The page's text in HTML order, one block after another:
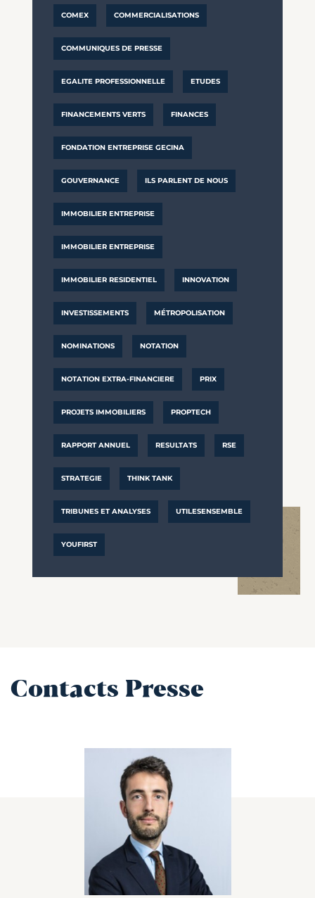
COMEX COMMERCIALISATIONS
COMMUNIQUES DE PRESSE
EGALITE PROFESSIONNELLE ETUDES
FINANCEMENTS VERTS FINANCES
FONDATION ENTREPRISE GECINA
GOUVERNANCE ILS PARLENT DE NOUS
IMMOBILIER ENTREPRISE
IMMOBILIER ENTREPRISE
IMMOBILIER RESIDENTIEL INNOVATION
INVESTISSEMENTS MÉTROPOLISATION
NOMINATIONS NOTATION
NOTATION EXTRA-FINANCIERE PRIX
PROJETS IMMOBILIERS PROPTECH
RAPPORT ANNUEL RESULTATS RSE
STRATEGIE THINK TANK
TRIBUNES ET ANALYSES UTILESENSEMBLE
YOUFIRST
Contacts Presse